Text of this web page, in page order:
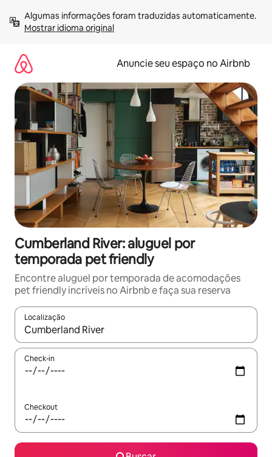
para
Mostrar idioma original
Anuncie seu espaço no Airbnb
Cumberland River: aluguel por
temporada pet friendly
Encontre aluguel por temporada de acomodações
pet friendly incríveis no Airbnb e faça sua reserva
Localização
Quando os resultados estiverem disponíveis, explore-os
Check-in
Checkout